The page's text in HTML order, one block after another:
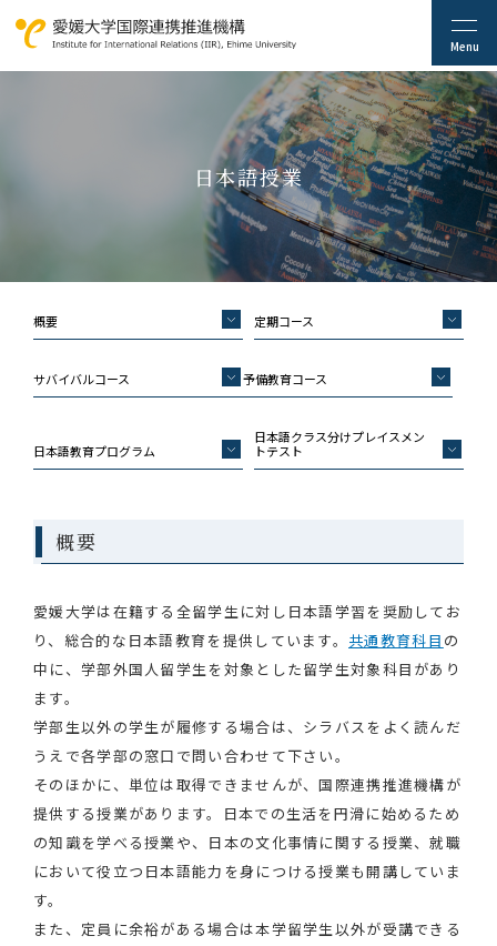
日本語授業
概要 定期コース
サバイバルコース 予備教育コース
日本語教育プログラム
日本語クラス分けプレイスメン
トテスト
概要
愛媛大学は在籍する全留学生に対し日本語学習を奨励してお
り、総合的な日本語教育を提供しています。 共通教育科目 の
中に、学部外国人留学生を対象とした留学生対象科目があり
ます。
学部生以外の学生が履修する場合は、シラバスをよく読んだ
うえで各学部の窓口で問い合わせて下さい。
そのほかに、単位は取得できませんが、国際連携推進機構が
提供する授業があります。日本での生活を円滑に始めるため
の知識を学べる授業や、日本の文化事情に関する授業、就職
において役立つ日本語能力を身につける授業も開講していま
す。
また、定員に余裕がある場合は本学留学生以外が受講できる